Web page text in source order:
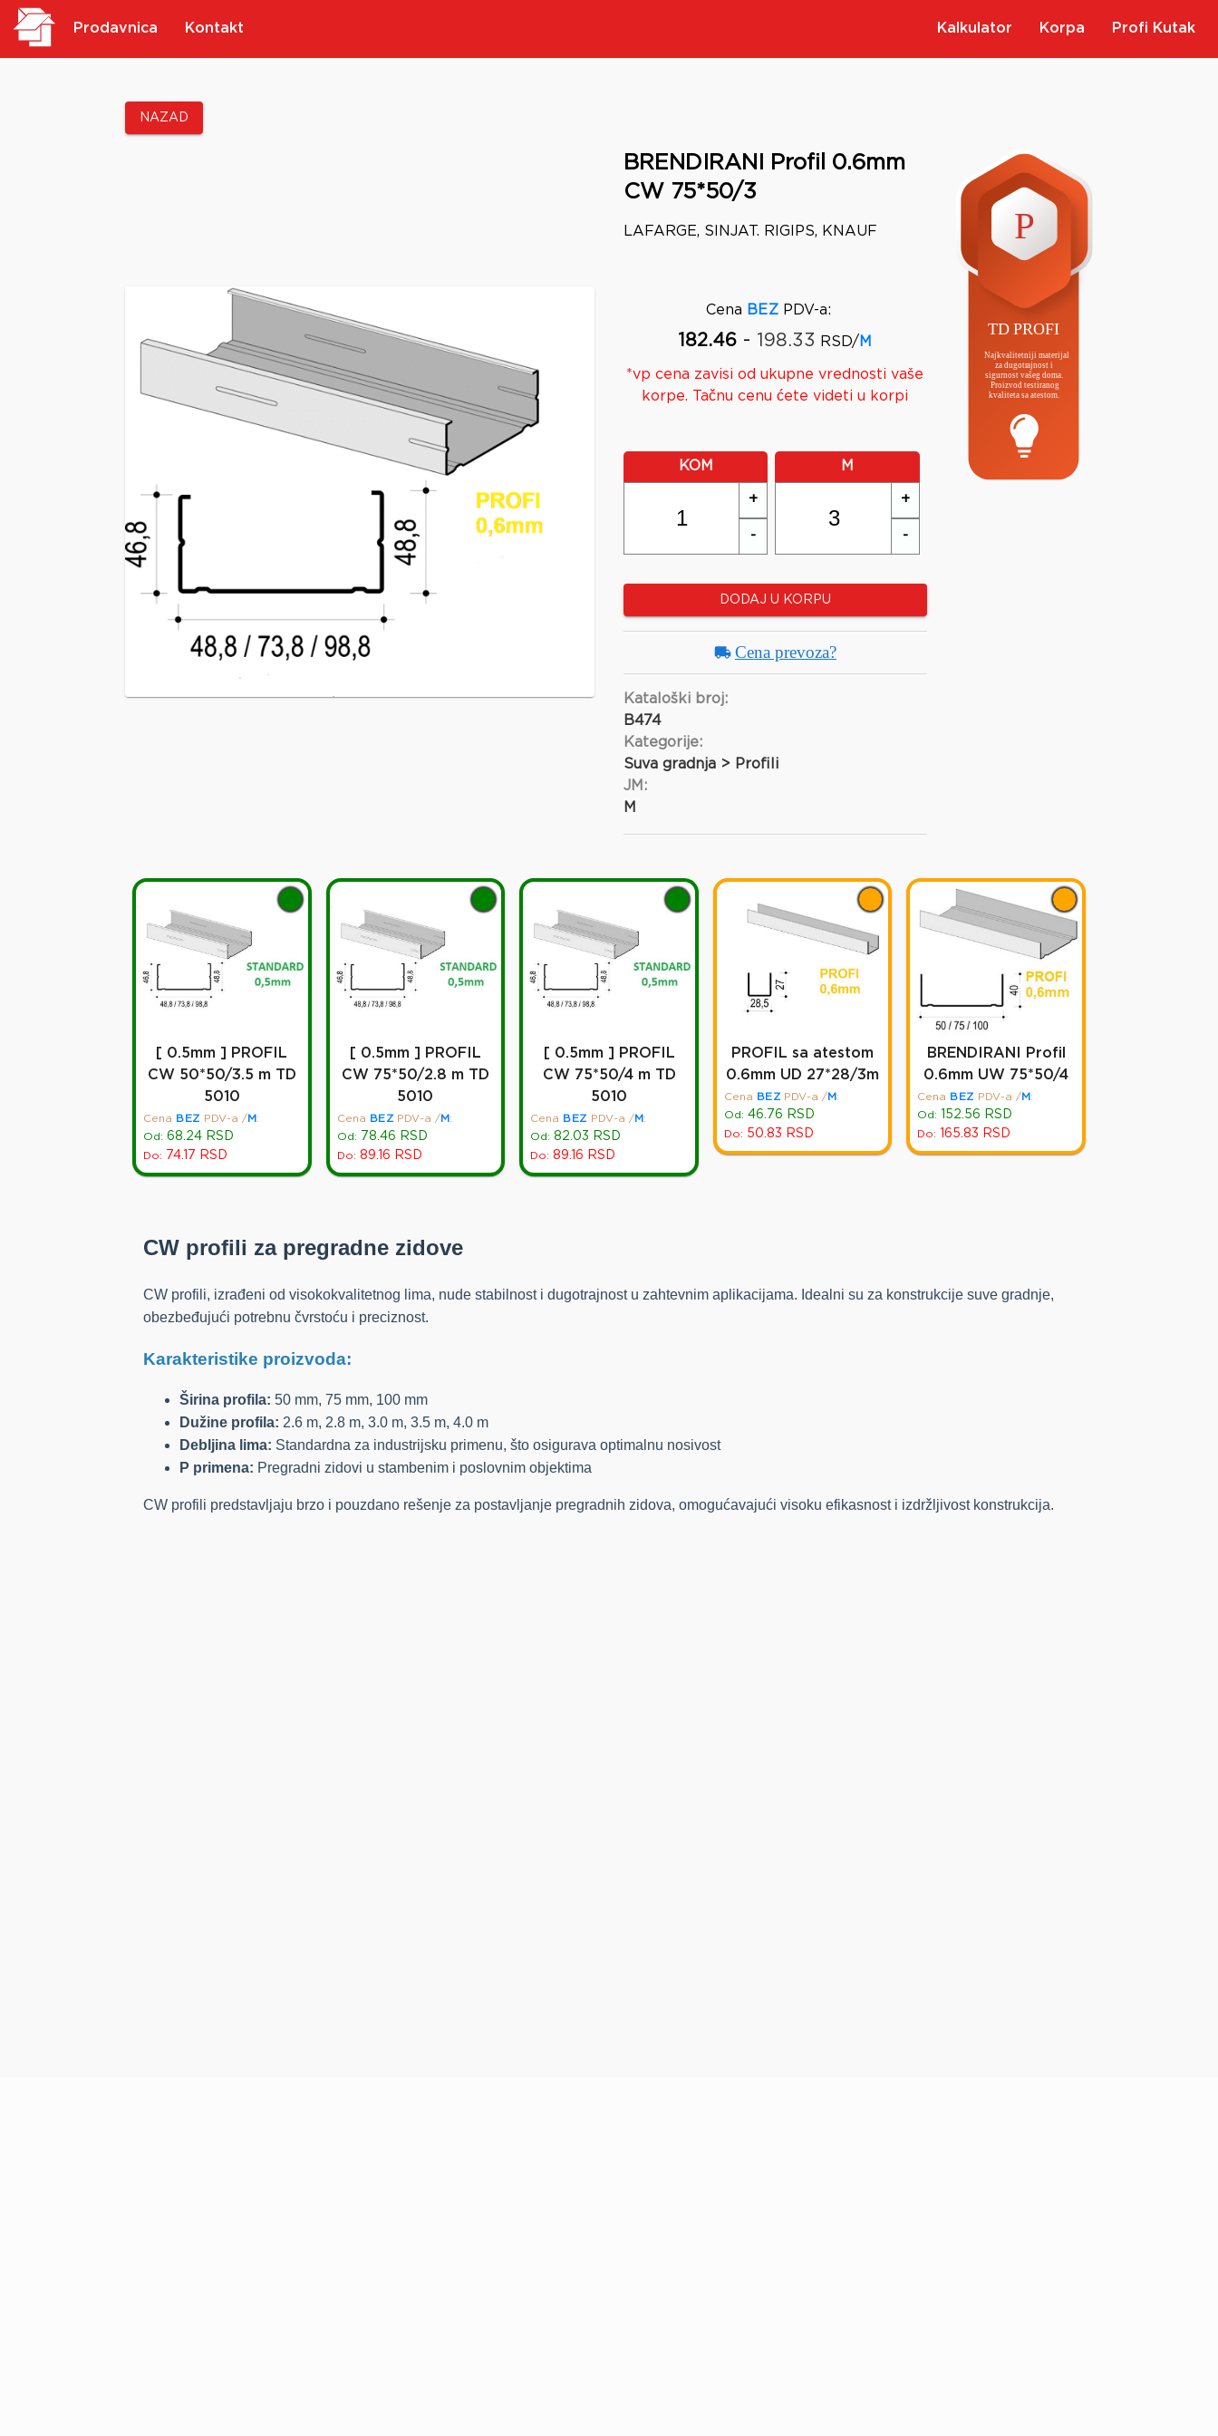
Prodavnica Kontakt Kalkulator Korpa Profi Kutak
NAZAD
BRENDIRANI Profil 0.6mm
CW 75*50/3
LAFARGE, SINJAT. RIGIPS, KNAUF
Cena BEZ PDV-a:
182.46 - 198.33 RSD/ M
*vp cena zavisi od ukupne vrednosti vaše
korpe. Tačnu cenu ćete videti u korpi
KOM
+
-
M
+
-
DODAJ U KORPU
Cena prevoza?
Kataloški broj:
B474
Kategorije:
Suva gradnja > Profili
JM:
M
[ 0.5mm ] PROFIL
CW 50*50/3.5 m TD
5010
Cena BEZ PDV-a / M :
Od: 68.24 RSD
Do: 74.17 RSD
[ 0.5mm ] PROFIL
CW 75*50/2.8 m TD
5010
Cena BEZ PDV-a / M :
Od:
78.46 RSD
Do: 89.16 RSD
[ 0.5mm ] PROFIL
CW 75*50/4 m TD
5010
Cena BEZ PDV-a / M :
Od: 82.03 RSD
Do: 89.16 RSD
PROFIL sa atestom
0.6mm UD 27*28/3m
Cena BEZ PDV-a / M :
Od: 46.76 RSD
Do: 50.83 RSD
BRENDIRANI Profil
0.6mm UW 75*50/4
Cena BEZ PDV-a / M :
Od:
152.56 RSD
Do: 165.83 RSD
CW profili za pregradne zidove
CW profili, izrađeni od visokokvalitetnog lima, nude stabilnost i dugotrajnost u zahtevnim aplikacijama. Idealni su za konstrukcije suve gradnje,
obezbeđujući potrebnu čvrstoću i preciznost.
Karakteristike proizvoda:
Širina profila: 50 mm, 75 mm, 100 mm
Dužine profila: 2.6 m, 2.8 m, 3.0 m, 3.5 m, 4.0 m
Debljina lima: Standardna za industrijsku primenu, što osigurava optimalnu nosivost
P primena: Pregradni zidovi u stambenim i poslovnim objektima
CW profili predstavljaju brzo i pouzdano rešenje za postavljanje pregradnih zidova, omogućavajući visoku efikasnost i izdržljivost konstrukcija.